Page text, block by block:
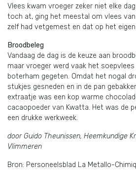
Vlees kwam vroeger zeker niet elke
toch at, ging het meestal om vlees
zelf had vetgemest en dat op het
Broodbeleg
Vandaag de dag is de keuze aan
maar vroeger werd vaak het soepvlees
boterham gegeten. Omdat het nogal
stukjes gesneden en in de pan
extraatje was een kop warme
cacaopoeder van Kwatta. Het was de
een drukke werkweek.
door Guido Theunissen, Heemkundige
Vlimmeren
Bron: Personeelsblad La Metallo-